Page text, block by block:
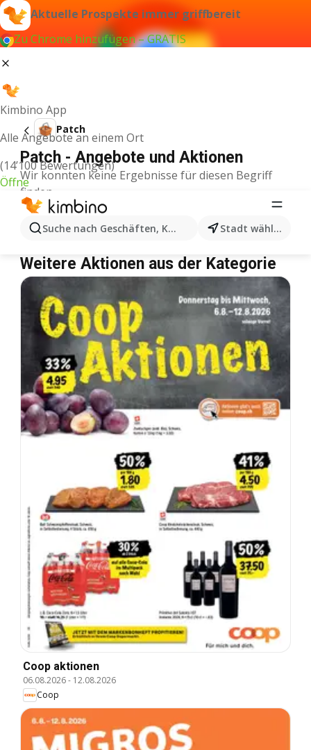
Aktuelle Prospekte immer griffbereit
Zu Chrome hinzufügen – GRATIS
Kimbino App
Alle Angebote an einem Ort
(14’100 Bewertungen)
Öffne
Suche nach Geschäften, Kategorien, Produkten...
Stadt wählen
Patch
Patch - Angebote und Aktionen
Wir konnten keine Ergebnisse für diesen Begriff
finden.
Patch im Angebot – Wo einkaufen?
DennerPatch CoopPatch
Weitere Aktionen aus der Kategorie
Coop aktionen
06.08.2026- 12.08.2026
Coop